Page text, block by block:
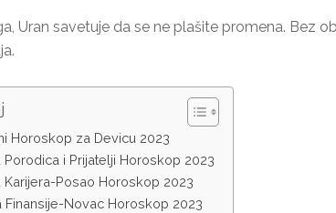
Uran savetuje da se ne plašite promena. Bez
Horoskop za Devicu 2023
Porodica i Prijatelji Horoskop 2023
Karijera-Posao Horoskop 2023
Finansije-Novac Horoskop 2023